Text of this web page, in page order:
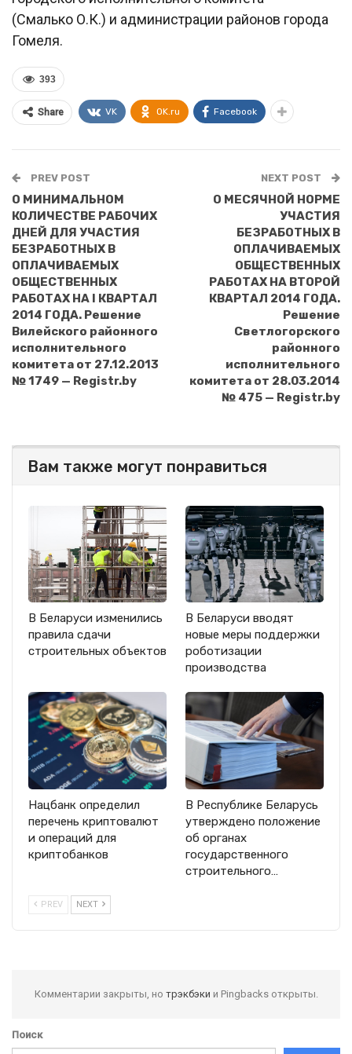
(Смалько О.К.) и администрации районов города
Гомеля.
393
Share VK OK.ru Facebook
PREV POST
О МИНИМАЛЬНОМ
КОЛИЧЕСТВЕ РАБОЧИХ
ДНЕЙ ДЛЯ УЧАСТИЯ
БЕЗРАБОТНЫХ В
ОПЛАЧИВАЕМЫХ
ОБЩЕСТВЕННЫХ
РАБОТАХ НА I КВАРТАЛ
2014 ГОДА. Решение
Вилейского районного
исполнительного
комитета от 27.12.2013
№ 1749 — Registr.by
NEXT POST
О МЕСЯЧНОЙ НОРМЕ
УЧАСТИЯ
БЕЗРАБОТНЫХ В
ОПЛАЧИВАЕМЫХ
ОБЩЕСТВЕННЫХ
РАБОТАХ НА ВТОРОЙ
КВАРТАЛ 2014 ГОДА.
Решение
Светлогорского
районного
исполнительного
комитета от 28.03.2014
№ 475 — Registr.by
Вам также могут понравиться
В Беларуси изменились
правила сдачи
строительных объектов
В Беларуси вводят
новые меры поддержки
роботизации
производства
Нацбанк определил
перечень криптовалют
и операций для
криптобанков
В Республике Беларусь
утверждено положение
об органах
государственного
строительного…
PREV NEXT
Комментарии закрыты, но трэкбэки и Pingbacks открыты.
Поиск